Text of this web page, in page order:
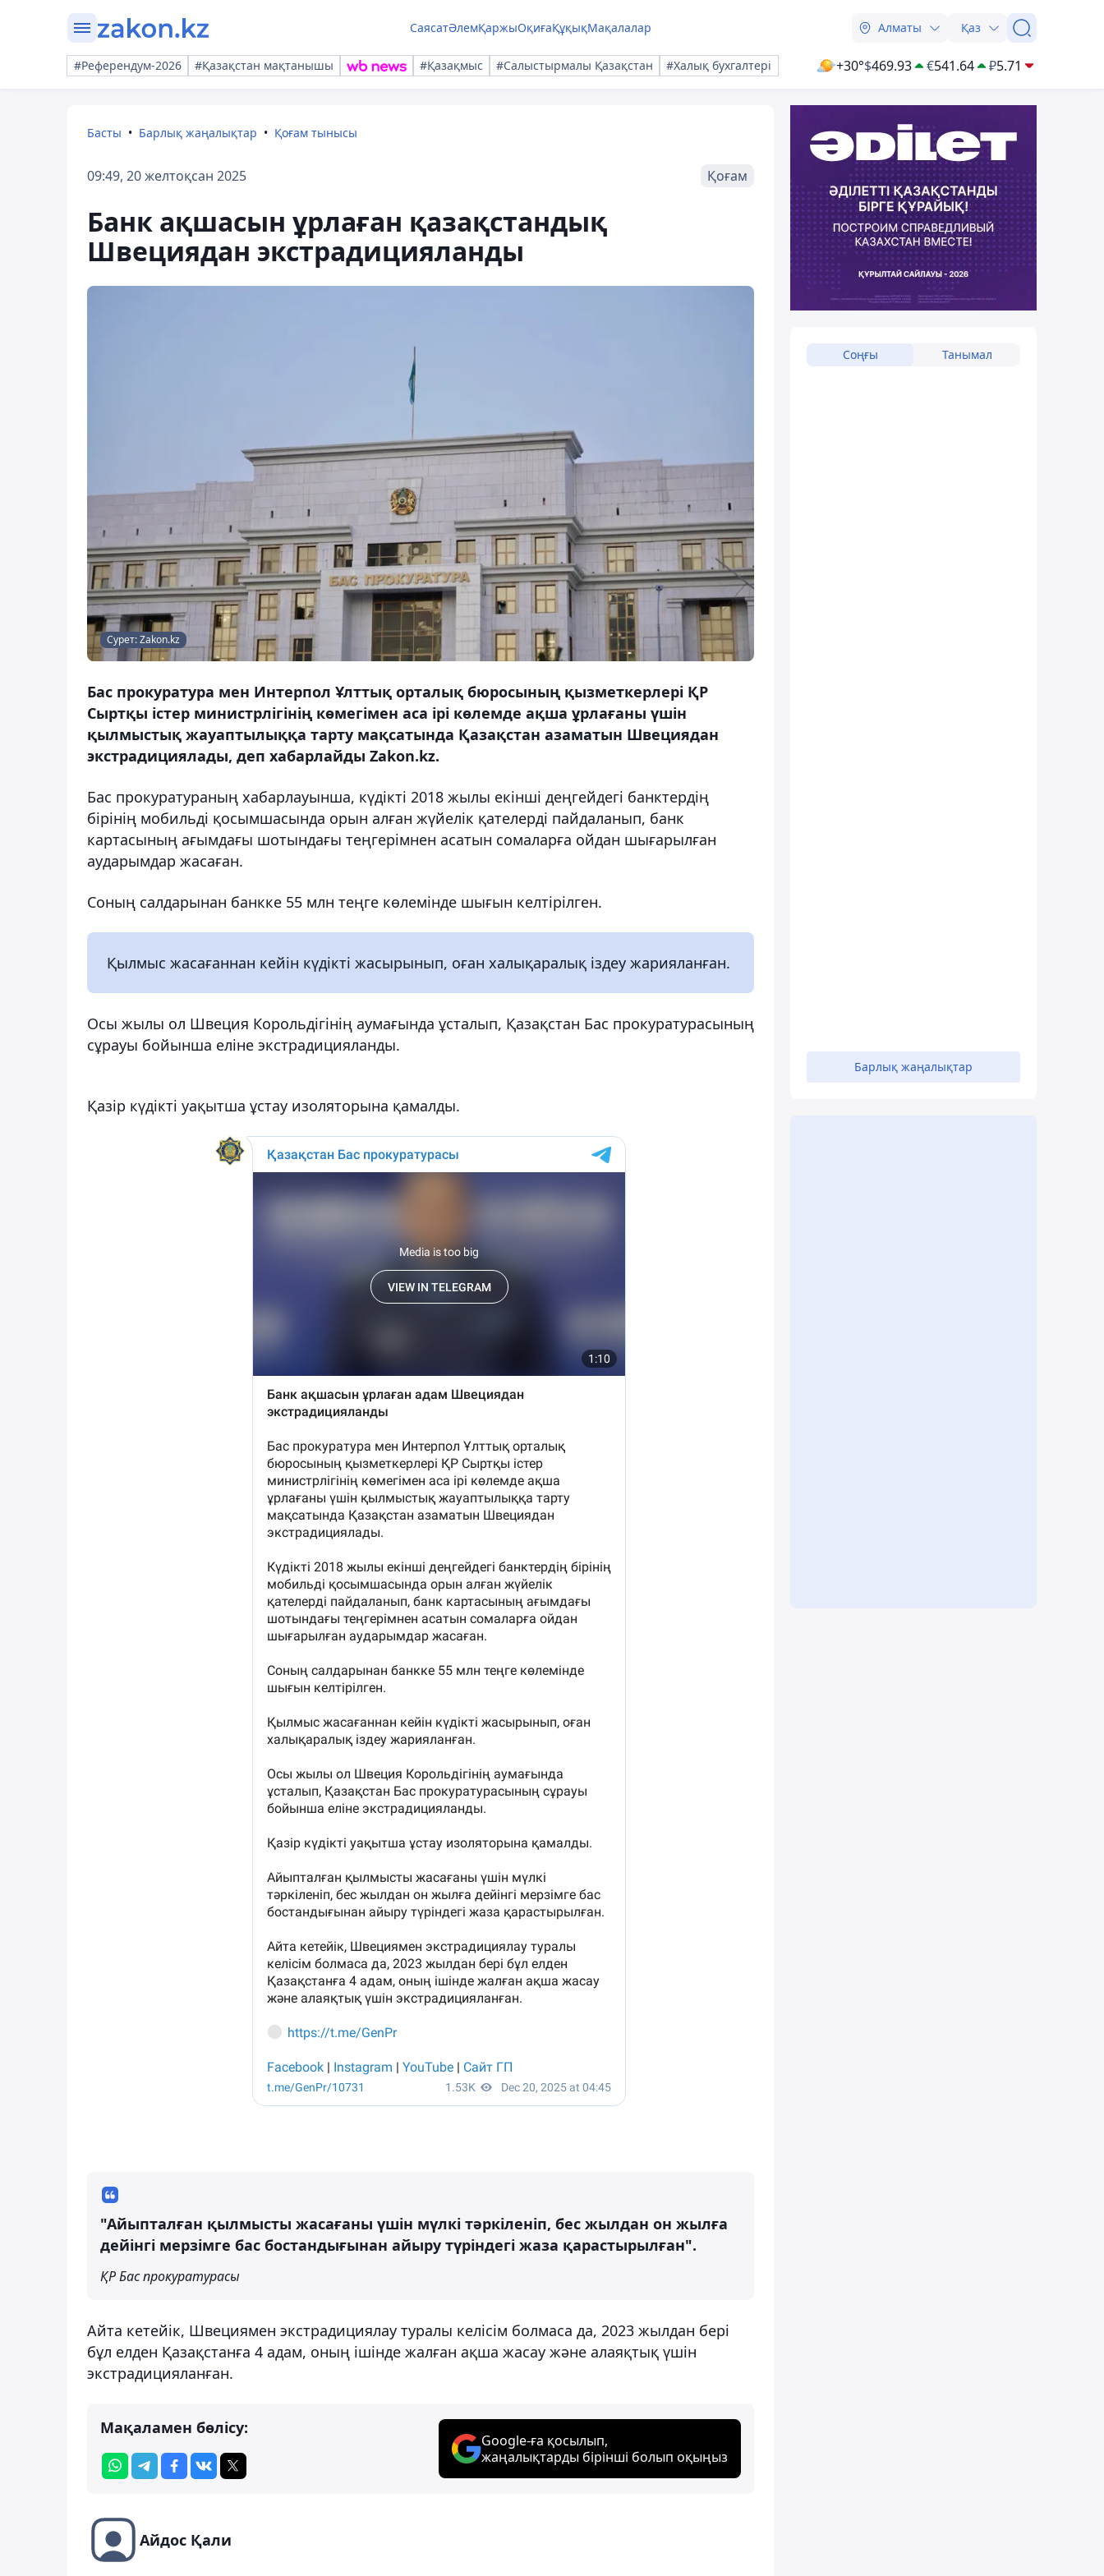
СаясатӘлемҚаржыОқиғаҚұқықМақалалар Алматы Қаз
#Референдум-2026 #Қазақстан мақтанышы #Қазақмыс #Салыстырмалы Қазақстан #Халық бухгалтері +30°$469.93 €541.64 ₽5.71
Басты Барлық жаңалықтар Қоғам тынысы
09:49, 20 желтоқсан 2025 Қоғам
Банк ақшасын ұрлаған қазақстандық
Швециядан экстрадицияланды
Сурет: Zakon.kz
Бас прокуратура мен Интерпол Ұлттық орталық бюросының қызметкерлері ҚР
Сыртқы істер министрлігінің көмегімен аса ірі көлемде ақша ұрлағаны үшін
қылмыстық жауаптылыққа тарту мақсатында Қазақстан азаматын Швециядан
экстрадициялады, деп хабарлайды Zakon.kz.
Бас прокуратураның хабарлауынша, күдікті 2018 жылы екінші деңгейдегі банктердің
бірінің мобильді қосымшасында орын алған жүйелік қателерді пайдаланып, банк
картасының ағымдағы шотындағы теңгерімнен асатын сомаларға ойдан шығарылған
аударымдар жасаған.
Соның салдарынан банкке 55 млн теңге көлемінде шығын келтірілген.
Қылмыс жасағаннан кейін күдікті жасырынып, оған халықаралық іздеу жарияланған.
Осы жылы ол Швеция Корольдігінің аумағында ұсталып, Қазақстан Бас прокуратурасының
сұрауы бойынша еліне экстрадицияланды.
Қазір күдікті уақытша ұстау изоляторына қамалды.
"Айыпталған қылмысты жасағаны үшін мүлкі тәркіленіп, бес жылдан он жылға
дейінгі мерзімге бас бостандығынан айыру түріндегі жаза қарастырылған".
ҚР Бас прокуратурасы
Айта кетейік, Швециямен экстрадициялау туралы келісім болмаса да, 2023 жылдан бері
бұл елден Қазақстанға 4 адам, оның ішінде жалған ақша жасау және алаяқтық үшін
экстрадицияланған.
Мақаламен бөлісу:
Google-ға қосылып,
жаңалықтарды бірінші болып оқыңыз
Айдос Қали
Соңғы Танымал
Барлық жаңалықтар